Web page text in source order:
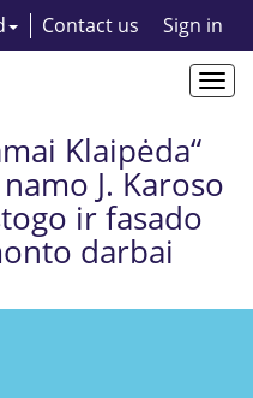
Contact us Sign in
Klaipėda“
J. Karoso
ir fasado
darbai